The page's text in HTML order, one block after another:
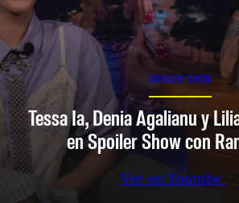
SPOILER SHOW
Tessa Ia, Denia Agalianu y
en Spoiler Show con
Ver en Youtube